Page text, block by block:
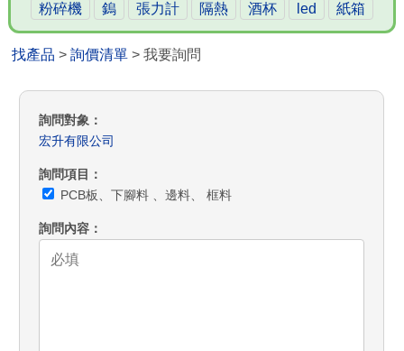
粉碎機
鎢 張力計 隔熱 酒杯 led 紙箱
找產品 >詢價清單 > 我要詢問
詢問對象
宏升有限公司
詢問項目
PCB板、下腳料 、邊料、 框料
詢問內容